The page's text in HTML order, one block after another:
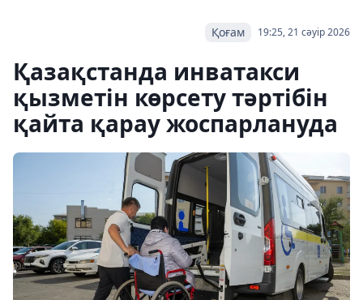
19:25, 21 сәуір 2026
Қоғам
Қазақстанда инватакси
қызметін көрсету тәртібін
қайта қарау жоспарлануда